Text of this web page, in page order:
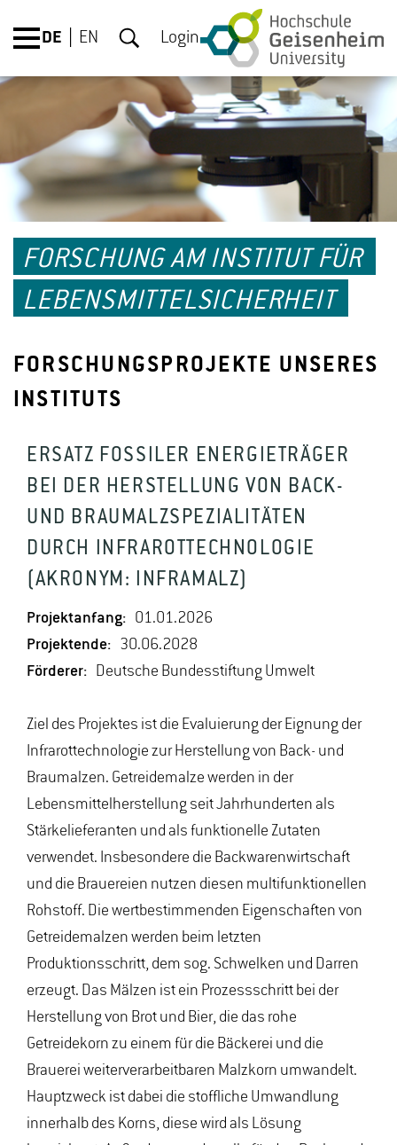
DE EN Login
FORSCHUNG AM INSTITUT FÜR
LEBENSMITTELSICHERHEIT
FORSCHUNGSPROJEKTE UNSERES
INSTITUTS
ERSATZ FOSSILER ENERGIETRÄGER
BEI DER HERSTELLUNG VON BACK-
UND BRAUMALZSPEZIALITÄTEN
DURCH INFRAROTTECHNOLOGIE
(AKRONYM: INFRAMALZ)
Projektanfang: 01.01.2026
Projektende: 30.06.2028
Förderer: Deutsche Bundesstiftung Umwelt
Ziel des Projektes ist die Evaluierung der Eignung der
Infrarottechnologie zur Herstellung von Back- und
Braumalzen. Getreidemalze werden in der
Lebensmittelherstellung seit Jahrhunderten als
Stärkelieferanten und als funktionelle Zutaten
verwendet. Insbesondere die Backwarenwirtschaft
und die Brauereien nutzen diesen multifunktionellen
Rohstoff. Die wertbestimmenden Eigenschaften von
Getreidemalzen werden beim letzten
Produktionsschritt, dem sog. Schwelken und Darren
erzeugt. Das Mälzen ist ein Prozessschritt bei der
Herstellung von Brot und Bier, die das rohe
Getreidekorn zu einem für die Bäckerei und die
Brauerei weiterverarbeitbaren Malzkorn umwandelt.
Hauptzweck ist dabei die stoffliche Umwandlung
innerhalb des Korns, diese wird als Lösung